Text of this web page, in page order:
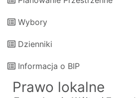
Wybory
Dzienniki
Informacja o BIP
Prawo lokalne